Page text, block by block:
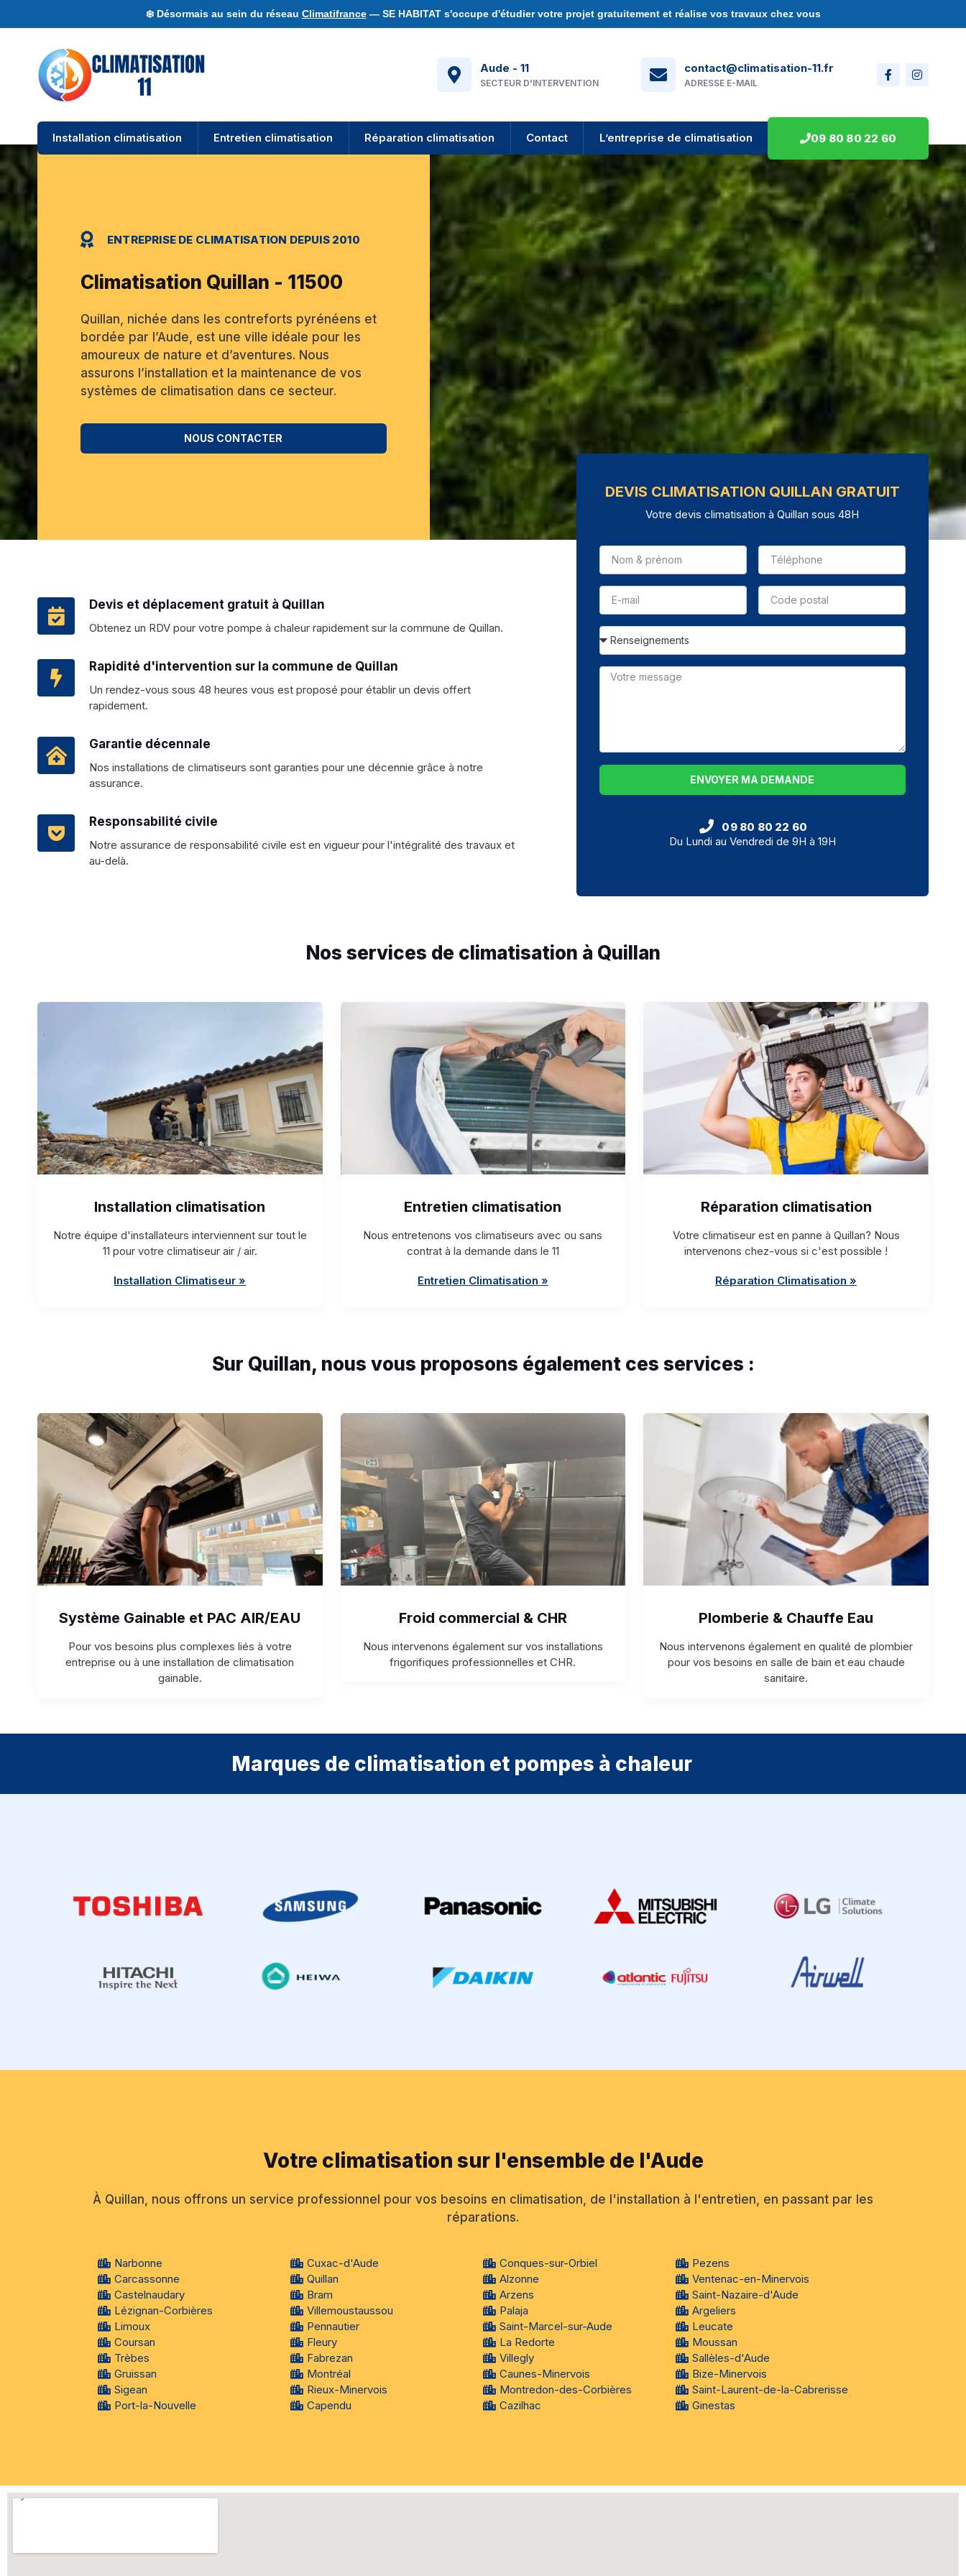
❄️ Désormais au sein du réseau Climatifrance— SE HABITAT s'occupe d'étudier votre projet gratuitement et réalise vos travaux chez vous
Aude - 11
SECTEUR D'INTERVENTION
contact@climatisation-11.fr
ADRESSE E-MAIL
Installation climatisation Entretien climatisation Réparation climatisation Contact L’entreprise de climatisation 09 80 80 22 60
ENTREPRISE DE CLIMATISATION DEPUIS 2010
Climatisation Quillan - 11500
Quillan, nichée dans les contreforts pyrénéens et
bordée par l’Aude, est une ville idéale pour les
amoureux de nature et d’aventures. Nous
assurons l’installation et la maintenance de vos
systèmes de climatisation dans ce secteur.
NOUS CONTACTER
Devis et déplacement gratuit à Quillan
Obtenez un RDV pour votre pompe à chaleur rapidement sur la commune de Quillan.
Rapidité d'intervention sur la commune de Quillan
Un rendez-vous sous 48 heures vous est proposé pour établir un devis offert
rapidement.
Garantie décennale
Nos installations de climatiseurs sont garanties pour une décennie grâce à notre
assurance.
Responsabilité civile
Notre assurance de responsabilité civile est en vigueur pour l'intégralité des travaux et
au-delà.
DEVIS CLIMATISATION QUILLAN GRATUIT
Votre devis climatisation à Quillan sous 48H
ENVOYER MA DEMANDE
09 80 80 22 60
Du Lundi au Vendredi de 9H à 19H
Nos services de climatisation à Quillan
Installation climatisation
Notre équipe d'installateurs interviennent sur tout le
11 pour votre climatiseur air / air.
Installation Climatiseur »
Entretien climatisation
Nous entretenons vos climatiseurs avec ou sans
contrat à la demande dans le 11
Entretien Climatisation »
Réparation climatisation
Votre climatiseur est en panne à Quillan? Nous
intervenons chez-vous si c'est possible !
Réparation Climatisation »
Sur Quillan, nous vous proposons également ces services :
Système Gainable et PAC AIR/EAU
Pour vos besoins plus complexes liés à votre
entreprise ou à une installation de climatisation
gainable.
Froid commercial & CHR
Nous intervenons également sur vos installations
frigorifiques professionnelles et CHR.
Plomberie & Chauffe Eau
Nous intervenons également en qualité de plombier
pour vos besoins en salle de bain et eau chaude
sanitaire.
Marques de climatisation et pompes à chaleur
Votre climatisation sur l'ensemble de l'Aude
À Quillan, nous offrons un service professionnel pour vos besoins en climatisation, de l'installation à l'entretien, en passant par les
réparations.
Narbonne
Carcassonne
Castelnaudary
Lézignan-Corbières
Limoux
Coursan
Trèbes
Gruissan
Sigean
Port-la-Nouvelle
Cuxac-d'Aude
Quillan
Bram
Villemoustaussou
Pennautier
Fleury
Fabrezan
Montréal
Rieux-Minervois
Capendu
Conques-sur-Orbiel
Alzonne
Arzens
Palaja
Saint-Marcel-sur-Aude
La Redorte
Villegly
Caunes-Minervois
Montredon-des-Corbières
Cazilhac
Pezens
Ventenac-en-Minervois
Saint-Nazaire-d'Aude
Argeliers
Leucate
Moussan
Sallèles-d'Aude
Bize-Minervois
Saint-Laurent-de-la-Cabrerisse
Ginestas